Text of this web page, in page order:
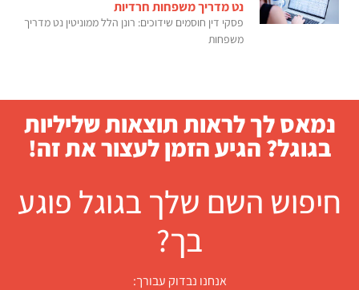
נט מדריך משפחות חרדיות
פסקי דין חוסמים שידוכים: רונן הלל ממוניטין נט מדריך
משפחות
נמאס לך לראות תוצאות שליליות
בגוגל? הגיע הזמן לעצור את זה!
חיפוש השם שלך בגוגל פוגע
בך?
אנחנו נבדוק עבורך: